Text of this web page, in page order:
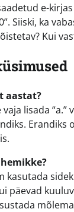
e-
Siiski, ka
Kui
aastat?
lisada
päevad